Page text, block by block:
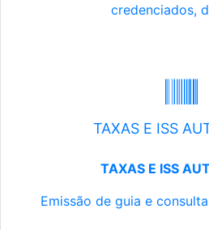
credenciados,
TAXAS E ISS
TAXAS E ISS
Emissão de guia e